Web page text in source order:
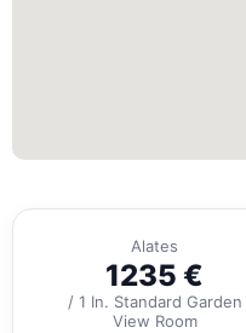
Alates
1235 €
/ 1 In. Standard Garden
View Room